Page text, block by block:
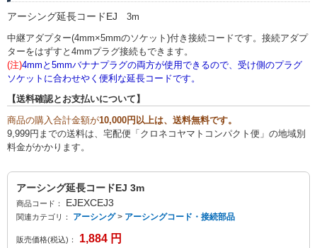
アーシング延長コードEJ 3m
中継アダプター(4mm×5mmのソケット)付き接続コードです。接続アダプ
ターをはずすと4mmプラグ接続もできます。
(注)4mmと5mmバナナプラグの両方が使用できるので、受け側のプラグ
ソケットに合わせやく便利な延長コードです。
【送料確認とお支払いについて】
商品の購入合計金額が10,000円以上は、送料無料です。
9,999円までの送料は、宅配便「クロネコヤマトコンパクト便」の地域別
料金がかかります。
アーシング延長コードEJ 3m
商品コード： EJEXCEJ3
関連カテゴリ： アーシング> アーシングコード・接続部品
販売価格(税込)： 1,884 円